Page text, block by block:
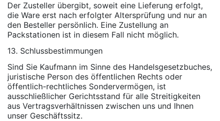
Der Zusteller übergibt, soweit eine Lieferung erfolgt,
die Ware erst nach erfolgter Altersprüfung und nur an
den Besteller persönlich. Eine Zustellung an
Packstationen ist in diesem Fall nicht möglich.
13. Schlussbestimmungen
Sind Sie Kaufmann im Sinne des Handelsgesetzbuches,
juristische Person des öffentlichen Rechts oder
öffentlich-rechtliches Sondervermögen, ist
ausschließlicher Gerichtsstand für alle Streitigkeiten
aus Vertragsverhältnissen zwischen uns und Ihnen
unser Geschäftssitz.